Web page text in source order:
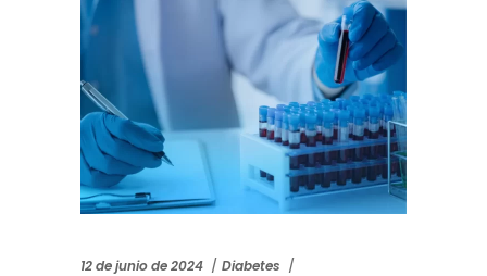
12 de junio de 2024
Diabetes